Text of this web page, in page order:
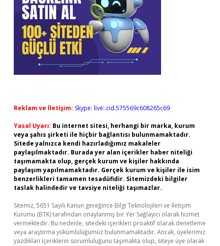
Reklam ve İletişim: Skype: live:.cid.575569c608265c69
Yasal Uyarı: Bu internet sitesi, herhangi bir marka, kurum
veya şahıs şirketi ile hiçbir bağlantısı bulunmamaktadır.
Sitede yalnızca kendi hazırladığımız makaleler
paylaşılmaktadır. Burada yer alan içerikler haber niteliği
taşımamakta olup, gerçek kurum ve kişiler hakkında
paylaşım yapılmamaktadır. Gerçek kurum ve kişiler ile isim
benzerlikleri tamamen tesadüfidir. Sitemizdeki bilgiler
taslak halindedir ve tavsiye niteliği taşımazlar.
Sitemiz, 5651 Sayılı Kanun gereğince Bilgi Teknolojileri ve İletişim
Kurumu (BTK) tarafından onaylanmış bir Yer Sağlayıcı olarak hizmet
vermektedir. Bu nedenle, sitedeki içerikleri proaktif olarak denetleme
veya araştırma yükümlülüğümüz bulunmamaktadır. Ancak, üyelerimiz
yazdıkları içeriklerin sorumluluğunu taşımakta olup, siteye üye olarak